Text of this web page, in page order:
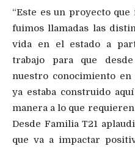
“Este es un proyecto
fuimos llamadas las
vida en el estado a
trabajo para que
nuestro conocimiento
ya estaba construido
manera a lo que
Desde Familia T21
que va a impactar